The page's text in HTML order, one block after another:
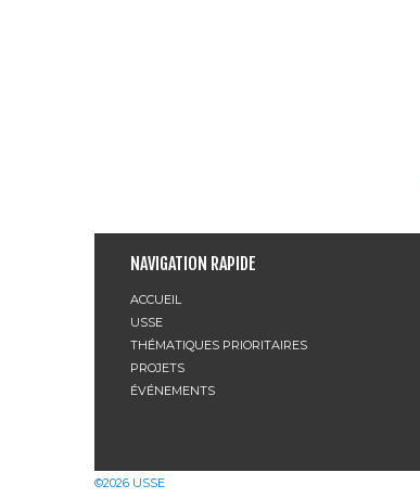
NAVIGATION RAPIDE
ACCUEIL
USSE
THÉMATIQUES PRIORITAIRES
PROJETS
ÉVÉNEMENTS
©2026 USSE